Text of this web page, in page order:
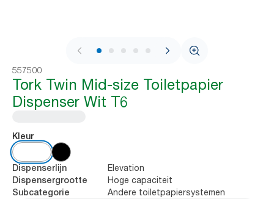
1 / 8
557500
Tork Twin Mid-size Toiletpapier
Dispenser Wit T6
Kleur
Dispenserlijn Elevation
Dispensergrootte Hoge capaciteit
Subcategorie Andere toiletpapiersystemen